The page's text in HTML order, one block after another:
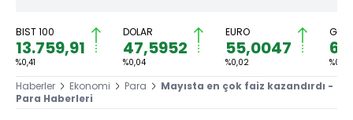
BIST 100
13.759,91
%0,41
DOLAR
47,5952
%0,04
EURO
55,0047
%0,02 %0,70
Haberler Ekonomi Para
Mayısta en çok faiz kazandırdı -
Para Haberleri